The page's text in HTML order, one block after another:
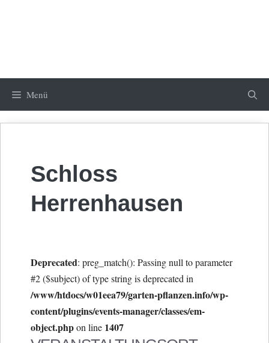
Menü
Schloss
Herrenhausen
Deprecated: preg_match(): Passing null to parameter
#2 ($subject) of type string is deprecated in
/www/htdocs/w01eea79/garten-pflanzen.info/wp-
content/plugins/events-manager/classes/em-
object.phpon line 1407